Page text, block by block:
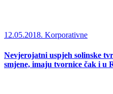
12.05.2018. Korporativne
Nevjerojatni uspjeh solinske
smjene, imaju tvornice čak i u